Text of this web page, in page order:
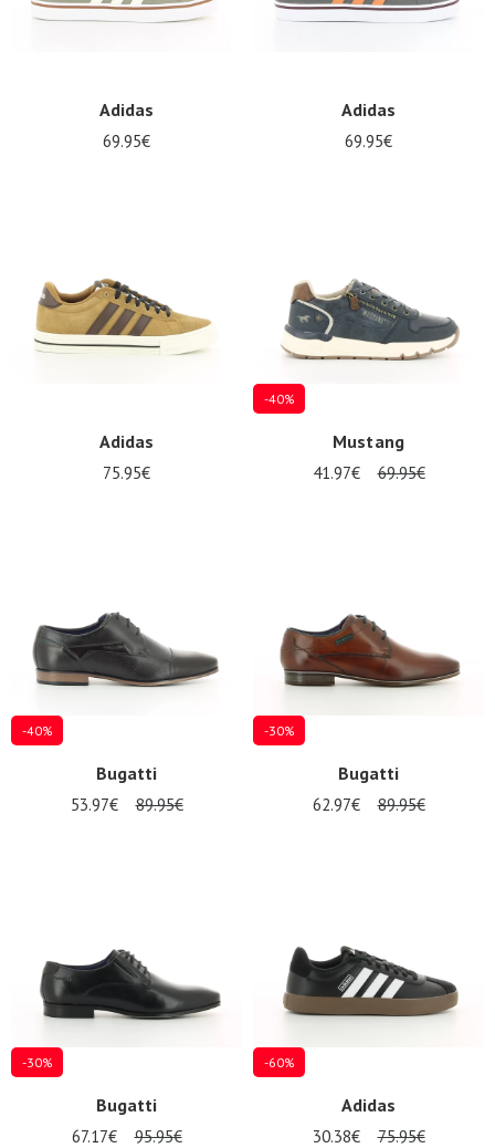
Adidas
69.95€
Adidas
69.95€
Adidas
75.95€
-40%
Mustang
41.97€ 69.95€
-40%
Bugatti
53.97€ 89.95€
-30%
Bugatti
62.97€ 89.95€
-30%
Bugatti
67.17€ 95.95€
-60%
Adidas
30.38€ 75.95€